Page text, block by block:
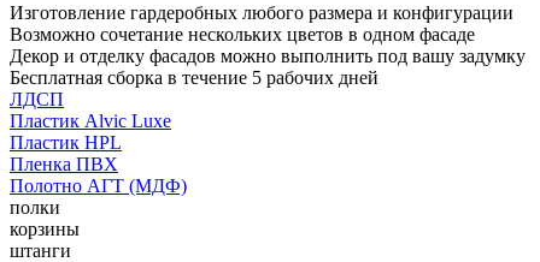
Изготовление гардеробных любого размера и конфигурации
Возможно сочетание нескольких цветов в одном фасаде
Декор и отделку фасадов можно выполнить под вашу задумку
Бесплатная сборка в течение 5 рабочих дней
ЛДСП
Пластик Alvic Luxe
Пластик HPL
Пленка ПВХ
Полотно АГТ (МДФ)
полки
корзины
штанги